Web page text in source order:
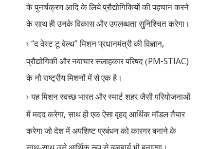
के पुनर्चक्रण आदि के लिये प्रौद्योगिकियों की पहचान करने
के साथ ही उनके विकास और उपलब्धता सुनिश्चित करेगा।
“द वेस्ट टू वेल्थ”मिशन प्रधानमंत्री की विज्ञान,
प्रौद्योगिकी और नवाचार सलाहकार परिषद (PM-STIAC)
के नौ राष्ट्रीय मिशनों में से एक है।
यह मिशन स्वच्छ भारत और स्मार्ट शहर जैसी परियोजनाओं
में मदद करेगा,साथ ही एक ऐसा वृहद् आर्थिक मॉडल तैयार
करेगा जो देश में अपशिष्ट प्रबंधन को कारगर बनाने के